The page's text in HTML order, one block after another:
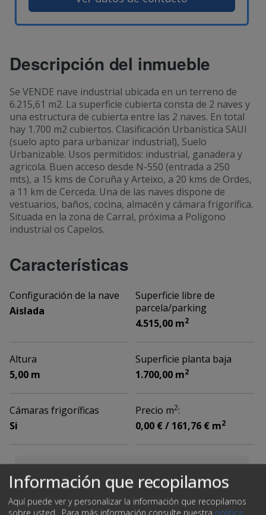
Descripción del inmueble
Se VENDE nave industrial ubicada en un terreno de
6.215,61 m2. La superficie cubierta consta de 2 naves y
una estructura de cubierta entre las 2 naves. En total
hay 1.700 m2 cubiertos. Clasificación Urbanística SAUI
(suelo apto para urbanizar industrial), Suelo
Urbanizable. Usos permitidos: industrial, ganadera y
agricola. Buen acceso desde N-550 (entrada a 250
mts), a 15 kms de Coruña y Arteixo, a 20 kms de Ordes,
a 11 km de Cerceda. Una de las naves dispone de
vestuarios, baños, cocina, almacén y cámara frigorífica.
Situada en la zona de Carral, próxima a Polígono
industrial os Capelos.
Características
Configuración de la nave
Aislada
Superficie libre de
parcela/parking
4.515,00 m2
Altura
5,00 m
Superficie planta baja
1.700,00 m2
Cámaras frigoríficas
Si
Precio m2:
0,00 € / 161,76 € m2
VER DATOS DE CONTACTO
Información que recopilamos
Aquí puede ver y personalizar la información que recopilamos